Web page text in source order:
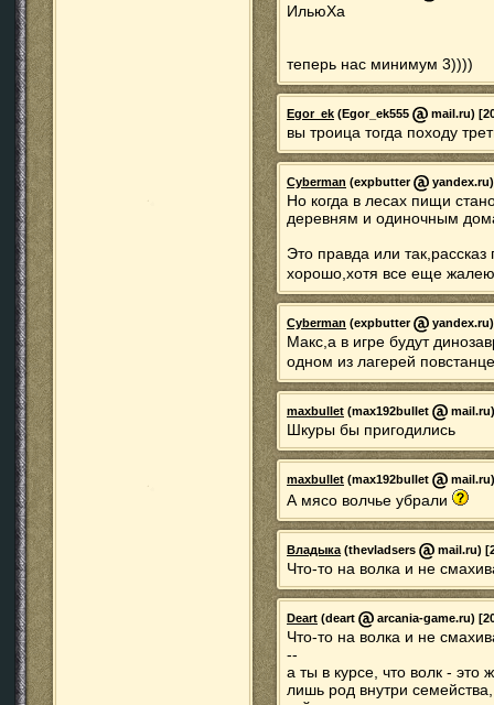
ИльюХа
теперь нас минимум 3))))
Egor_ek (Egor_ek555 mail.ru)
вы троица тогда походу
Cyberman (expbutter
Но когда в лесах пищи
деревням и одиночным
Это правда или
хорошо,хотя все еще
Cyberman (expbutter
Макс,а в игре будут
одном из лагерей
maxbullet (max192bullet
Шкуры бы пригодились
maxbullet (max192bullet
А мясо волчье убрали
Владыка(thevladsers mail.ru)
Что-то на волка и не
Deart (deart arcania-game.ru)
Что-то на волка и не
--
а ты в курсе, что волк - это
лишь род внутри